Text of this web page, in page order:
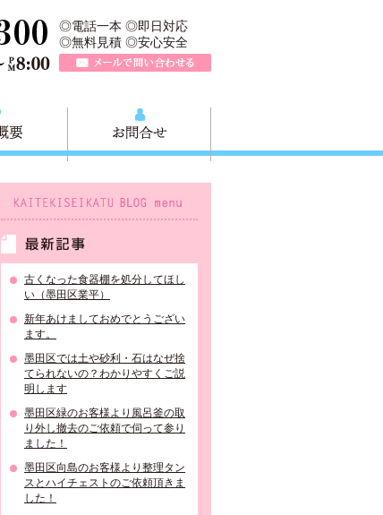
TEL 0120-757-161（年中無休）営業時間AM9:00～
◎電話一本 ◎即日対応
◎無料見積 ◎安心安全
古くなった食器棚を処分してほし
い（墨田区業平）
新年あけましておめでとうござい
ます。
墨田区では土や砂利・石はなぜ捨
てられないの？わかりやすくご説
明します
墨田区緑のお客様より風呂釜の取
り外し撤去のご依頼で伺って参り
ました！
墨田区向島のお客様より整理タン
スとハイチェストのご依頼頂きま
した！